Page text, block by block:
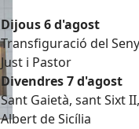
Dijous 6 d'agost
Transfiguració del
Just i Pastor
Divendres 7 d'agost
Sant Gaietà, sant Sixt
Albert de Sicília